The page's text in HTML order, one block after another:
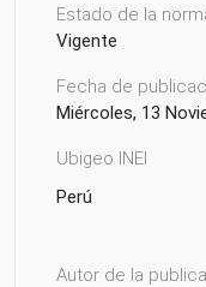
Estado de la
Vigente
Fecha de
Miércoles, 13
Ubigeo INEI
Perú
Autor de la